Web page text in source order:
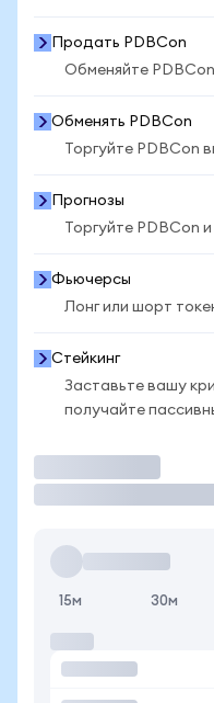
Продать PDBCon
Обменяйте
Обменять PDBCon
Торгуйте PDBCon
Прогнозы
Торгуйте PDBCon
Фьючерсы
Лонг или шорт
Стейкинг
Заставьте вашу
получайте
15м 30м